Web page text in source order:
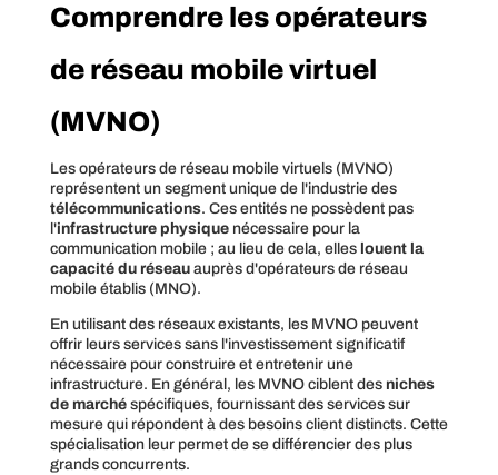
Comprendre les opérateurs
de réseau mobile virtuel
(MVNO)
Les opérateurs de réseau mobile virtuels (MVNO)
représentent un segment unique de l'industrie des
télécommunications. Ces entités ne possèdent pas
l'infrastructure physiquenécessaire pour la
communication mobile ; au lieu de cela, elles louent la
capacité du réseauauprès d'opérateurs de réseau
mobile établis (MNO).
En utilisant des réseaux existants, les MVNO peuvent
offrir leurs services sans l'investissement significatif
nécessaire pour construire et entretenir une
infrastructure. En général, les MVNO ciblent des niches
de marchéspécifiques, fournissant des services sur
mesure qui répondent à des besoins client distincts. Cette
spécialisation leur permet de se différencier des plus
grands concurrents.